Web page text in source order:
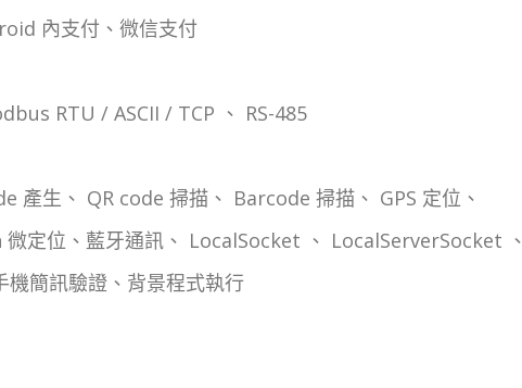
內支付、微信支付
RTU / ASCII / TCP 、 RS-485
產生、 QR code 掃描、 Barcode 掃描、 GPS 定位、
定位、藍牙通訊、 LocalSocket 、 LocalServerSocket 、
機簡訊驗證、背景程式執行